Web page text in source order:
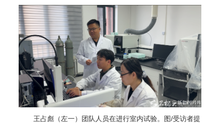
王占彪（左一）团队人员在进行室内试验。图/受访者提